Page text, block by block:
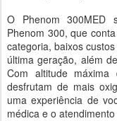
O Phenom 300MED
Phenom 300, que
categoria, baixos
última geração, além
Com altitude
desfrutam de mais
uma experiência de
médica e o